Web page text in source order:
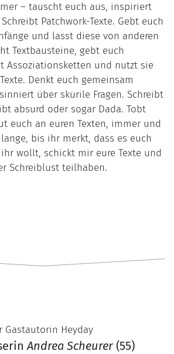
– tauscht euch aus, inspiriert
Patchwork-Texte. Gebt euch
und lasst diese von anderen
Textbausteine, gebt euch
Assoziationsketten und nutzt sie
Denkt euch gemeinsam
über skurile Fragen. Schreibt
absurd oder sogar Dada. Tobt
euch an euren Texten, immer und
bis ihr merkt, dass es euch
wollt, schickt mir eure Texte und
Schreiblust teilhaben.
Andrea Scheurer (55)